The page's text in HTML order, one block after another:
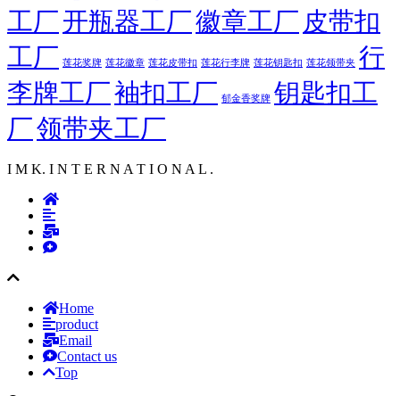
工厂开瓶器工厂徽章工厂 皮带扣
工厂 莲花奖牌 莲花徽章 莲花皮带扣 莲花行李牌 莲花钥匙扣 莲花领带夹 行
李牌工厂袖扣工厂 郁金香奖牌 钥匙扣工
厂领带夹工厂
I M K. I N T E R N A T I O N A L .
Home
product
Email
Contact us
Top